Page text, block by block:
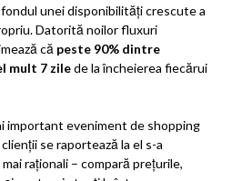
unei disponibilități crescute a
Datorită noilor fluxuri
că peste 90% dintre
mult 7 zilede la încheierea fiecărui
important eveniment de shopping
se raportează la el s-a
raționali – compară prețurile,